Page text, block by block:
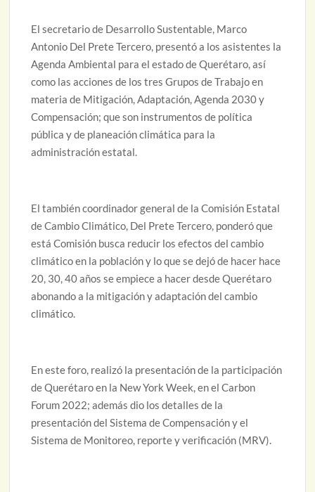
El secretario de Desarrollo Sustentable, Marco
Antonio Del Prete Tercero, presentó a los asistentes la
Agenda Ambiental para el estado de Querétaro, así
como las acciones de los tres Grupos de Trabajo en
materia de Mitigación, Adaptación, Agenda 2030 y
Compensación; que son instrumentos de política
pública y de planeación climática para la
administración estatal.
El también coordinador general de la Comisión Estatal
de Cambio Climático, Del Prete Tercero, ponderó que
está Comisión busca reducir los efectos del cambio
climático en la población y lo que se dejó de hacer hace
20, 30, 40 años se empiece a hacer desde Querétaro
abonando a la mitigación y adaptación del cambio
climático.
En este foro, realizó la presentación de la participación
de Querétaro en la New York Week, en el Carbon
Forum 2022; además dio los detalles de la
presentación del Sistema de Compensación y el
Sistema de Monitoreo, reporte y verificación (MRV).